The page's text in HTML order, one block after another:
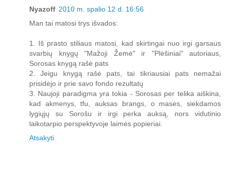
Nyazoff 2010 m. spalio 12 d. 16:56
Man tai matosi trys išvados:
1. Iš prasto stiliaus matosi, kad skirtingai nuo irgi garsaus
svarbių knygų "Mažoji Žemė" ir "Plėšiniai" autoriaus,
Sorosas knygą rašė pats
2. Jeigu knygą rašė pats, tai tikriausiai pats nemažai
prisidėjo ir prie savo fondo rezultatų
3. Naujoji paradigma yra tokia - Sorosas per telika aiškina,
kad akmenys, tfu, auksas brangs, o masės, siekdamos
lygiųjų su Sorošu ir irgi perka auksą, nors vidutinio
laikotarpio perspektyvoje laimės popieriai.
Atsakyti